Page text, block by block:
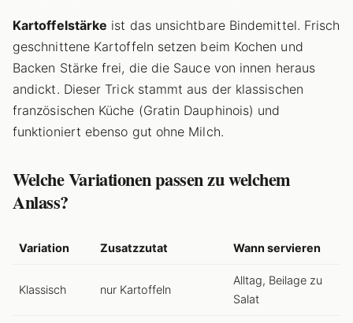
Kartoffelstärke ist das unsichtbare Bindemittel. Frisch
geschnittene Kartoffeln setzen beim Kochen und
Backen Stärke frei, die die Sauce von innen heraus
andickt. Dieser Trick stammt aus der klassischen
französischen Küche (Gratin Dauphinois) und
funktioniert ebenso gut ohne Milch.
Welche Variationen passen zu welchem
Anlass?
Variation Zusatzzutat Wann servieren
Klassisch nur Kartoffeln
Alltag, Beilage zu
Salat